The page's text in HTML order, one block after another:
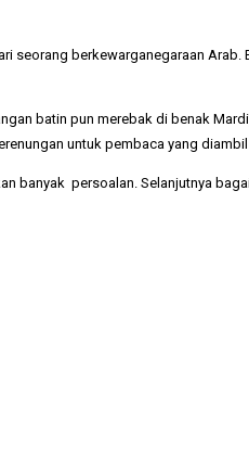
seorang berkewarganegaraan Arab.
batin pun merebak di benak
untuk pembaca yang diambil
banyak persoalan. Selanjutnya